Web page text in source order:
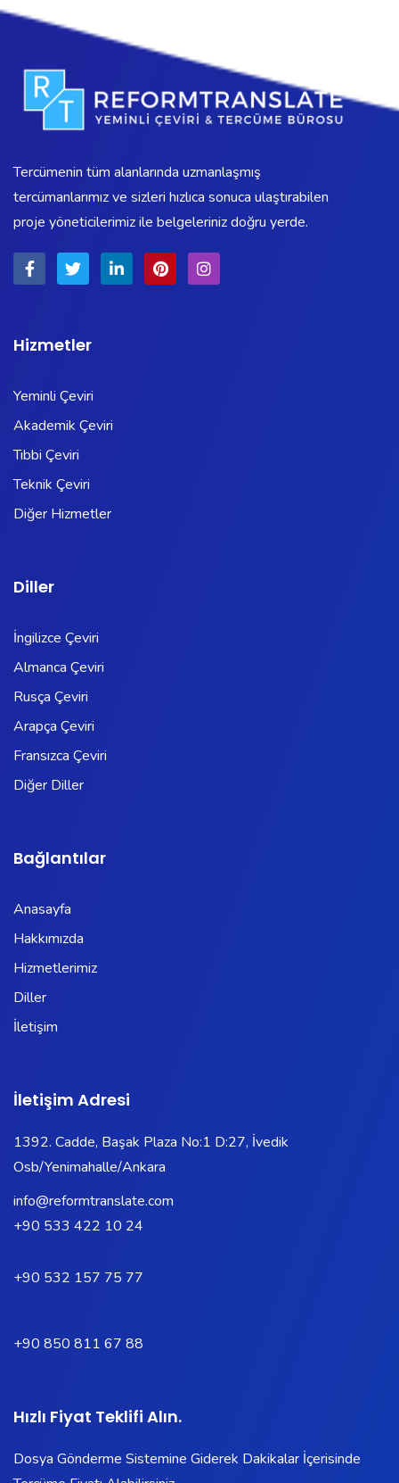
Tercümenin tüm alanlarında uzmanlaşmış
tercümanlarımız ve sizleri hızlıca sonuca ulaştırabilen
proje yöneticilerimiz ile belgeleriniz doğru yerde.
Hizmetler
Yeminli Çeviri
Akademik Çeviri
Tıbbi Çeviri
Teknik Çeviri
Diğer Hizmetler
Diller
İngilizce Çeviri
Almanca Çeviri
Rusça Çeviri
Arapça Çeviri
Fransızca Çeviri
Diğer Diller
Bağlantılar
Anasayfa
Hakkımızda
Hizmetlerimiz
Diller
İletişim
İletişim Adresi
1392. Cadde, Başak Plaza No:1 D:27, İvedik
Osb/Yenimahalle/Ankara
info@reformtranslate.com
+90 533 422 10 24
+90 532 157 75 77
+90 850 811 67 88
Hızlı Fiyat Teklifi Alın.
Dosya Gönderme Sistemine Giderek Dakikalar İçerisinde